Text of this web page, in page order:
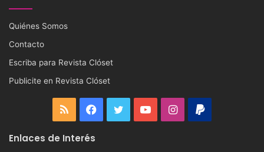
Quiénes Somos
Contacto
Escriba para Revista Clóset
Publicite en Revista Clóset
RSS Facebook
TwitterYouTubeInstagram
PayPal
Enlaces de Interés